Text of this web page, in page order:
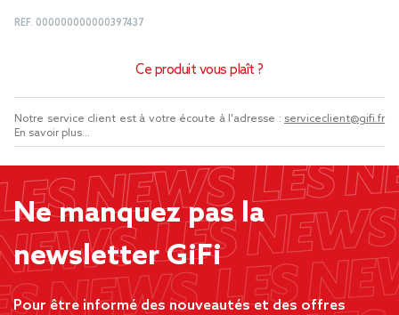
REF. 000000000000397437
Ce produit vous plaît ?
Notre service client est à votre écoute à l'adresse : serviceclient@gifi.fr
En savoir plus...
Ne manquez pas la
newsletter GiFi
Pour être informé des nouveautés et des offres